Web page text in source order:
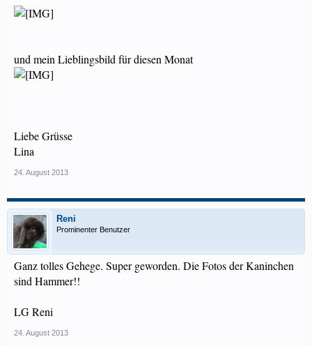
und mein Lieblingsbild für diesen Monat
Liebe Grüsse
Lina
24. August 2013
Reni
Prominenter Benutzer
Ganz tolles Gehege. Super geworden. Die Fotos der Kaninchen
sind Hammer!!
LG Reni
24. August 2013